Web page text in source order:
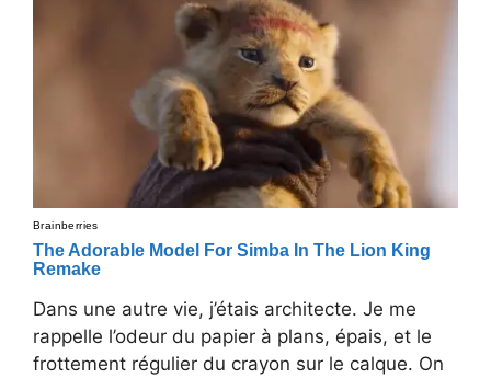
Dans une autre vie, j’étais architecte. Je me
rappelle l’odeur du papier à plans, épais, et le
frottement régulier du crayon sur le calque. On